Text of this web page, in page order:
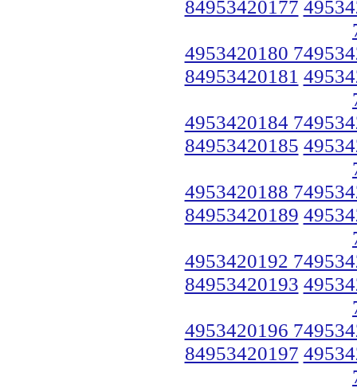
84953420177
4953420180
84953420181
4953420184
84953420185
4953420188
84953420189
4953420192
84953420193
4953420196
84953420197